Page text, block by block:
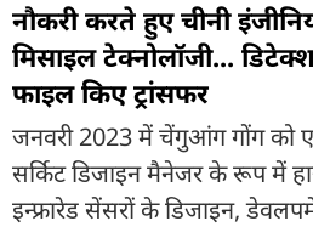
नौकरी करते हुए चीनी
मिसाइल टेक्नोलॉजी...
फाइल किए ट्रांसफर
जनवरी 2023 में चेंगुआंग गोंग को
सर्किट डिजाइन मैनेजर के रूप में
इन्फ्रारेड सेंसरों के डिजाइन,